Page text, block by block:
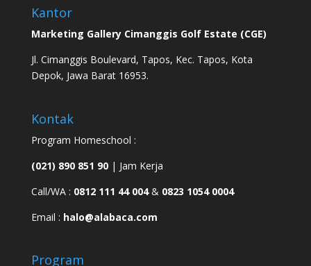
Kantor
Marketing Gallery Cimanggis Golf Estate (CGE)
Jl. Cimanggis Boulevard, Tapos, Kec. Tapos, Kota
Depok, Jawa Barat 16953.
Kontak
Program Homeschool :
(021) 890 851 90 | Jam Kerja
Call/WA : 0812 111 44 004& 0823 1054 0004
Email : halo@alabaca.com
Program